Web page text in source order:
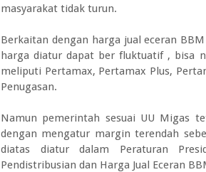
masyarakat tidak turun.
Berkaitan dengan harga jual eceran
harga diatur dapat ber fluktuatif , bisa
meliputi Pertamax, Pertamax Plus,
Penugasan.
Namun pemerintah sesuai UU Migas
dengan mengatur margin terendah
diatas diatur dalam Peraturan
Pendistribusian dan Harga Jual Eceran